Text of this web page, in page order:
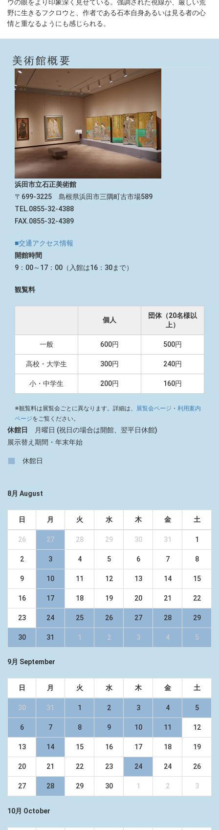
ウの眼をより印象深く見せている。強調された視線が、厳しい荒
野に生きるフクロウと、作者である石本自身あるいは見る者の心
情と重なるようにも感じられる。
美術館概要
浜田市立石正美術館
〒699-3225 島根県浜田市三隅町古市場589
TEL.0855-32-4388
FAX.0855-32-4389
■交通アクセス情報
開館時間
9：00～17：00（入館は16：30まで）
観覧料
個人
団体（20名様以
上）
一般 600円 500円
高校・大学生 300円 240円
小・中学生 200円 160円
※観覧料は展覧会ごとに異なります。詳細は、 展覧会ページ ・ 利用案内
ページをご覧ください。
休館日
月曜日 (祝日の場合は開館、翌平日休館)
展示替え期間・年末年始
■ 休館日
8月 August
日 月 火 水 木 金 土
26 27 28 29 30 31 1
2 3 4 5 6 7 8
9 10 11 12 13 14 15
16 17 18 19 20 21 22
23 24 25 26 27 28 29
30 31 1 2 3 4 5
9月 September
日 月 火 水 木 金 土
30 31 1 2 3 4 5
6 7 8 9 10 11 12
13 14 15 16 17 18 19
20 21 22 23 24 24 26
27 28 29 30 1 2 3
10月 October